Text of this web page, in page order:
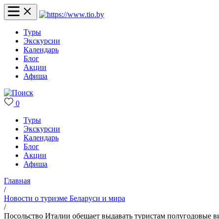
Туры
Экскурсии
Календарь
Блог
Акции
Афиша
0
Туры
Экскурсии
Календарь
Блог
Акции
Афиша
Главная
/
Новости о туризме Беларуси и мира
/
Посольство Италии обещает выдавать туристам полугодовые